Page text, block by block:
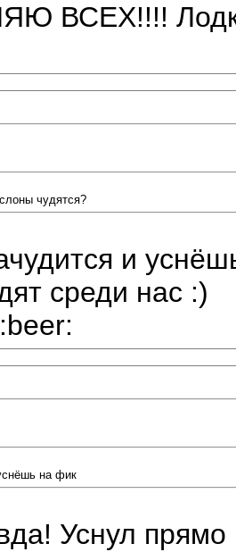
ВСЕХ!!!!
чудятся?
и
среди нас :)
на фик
Уснул